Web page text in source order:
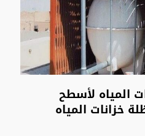
المياه لأسطح
خزانات المياه